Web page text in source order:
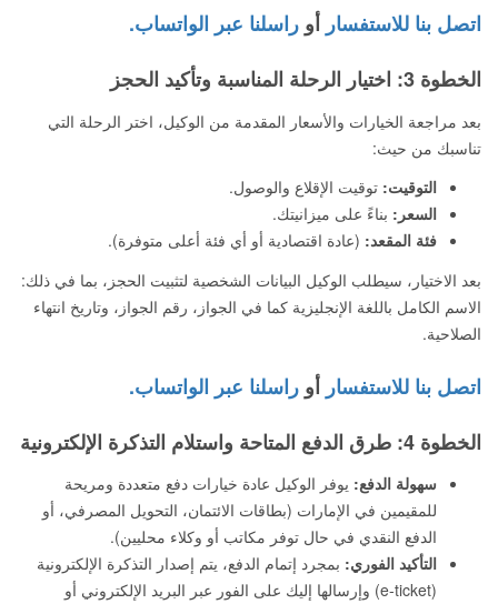
اتصل بنا للاستفسار أو راسلنا عبر الواتساب.
الخطوة 3: اختيار الرحلة المناسبة وتأكيد الحجز
بعد مراجعة الخيارات والأسعار المقدمة من الوكيل، اختر الرحلة التي
تناسبك من حيث:
التوقيت: توقيت الإقلاع والوصول.
السعر: بناءً على ميزانيتك.
فئة المقعد: (عادة اقتصادية أو أي فئة أعلى متوفرة).
بعد الاختيار، سيطلب الوكيل البيانات الشخصية لتثبيت الحجز، بما في ذلك:
الاسم الكامل باللغة الإنجليزية كما في الجواز، رقم الجواز، وتاريخ انتهاء
الصلاحية.
اتصل بنا للاستفسار أو راسلنا عبر الواتساب.
الخطوة 4: طرق الدفع المتاحة واستلام التذكرة الإلكترونية
سهولة الدفع: يوفر الوكيل عادة خيارات دفع متعددة ومريحة
للمقيمين في الإمارات (بطاقات الائتمان، التحويل المصرفي، أو
الدفع النقدي في حال توفر مكاتب أو وكلاء محليين).
التأكيد الفوري: بمجرد إتمام الدفع، يتم إصدار التذكرة الإلكترونية
(e-ticket) وإرسالها إليك على الفور عبر البريد الإلكتروني أو